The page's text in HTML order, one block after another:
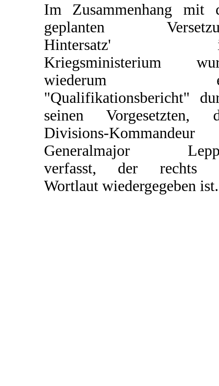
Im Zusammenhang mit
geplanten
Hintersatz'
Kriegsministerium
wiederum
"Qualifikationsbericht"
seinen Vorgesetzten,
Divisions-Kommandeur
Generalmajor
verfasst, der rechts
Wortlaut wiedergegeben ist.